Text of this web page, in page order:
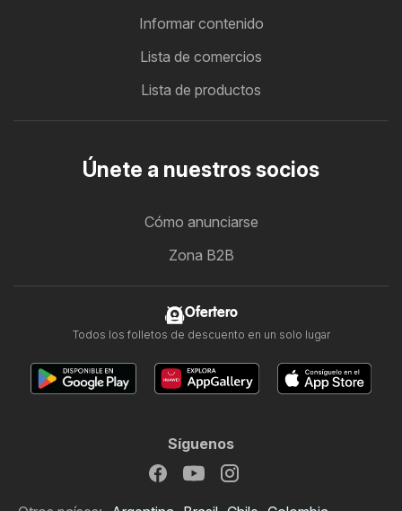
Informar contenido
Lista de comercios
Lista de productos
Únete a nuestros socios
Cómo anunciarse
Zona B2B
Ofertero
Todos los folletos de descuento en un solo lugar
Síguenos